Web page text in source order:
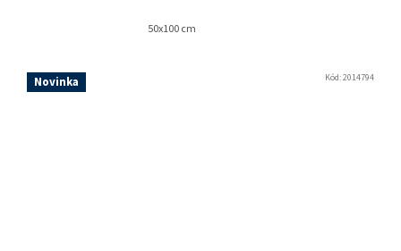
50x100 cm
Novinka Kód:2014794